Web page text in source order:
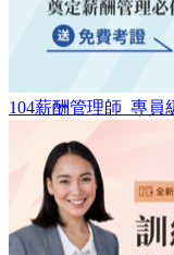
104薪酬管理師_專